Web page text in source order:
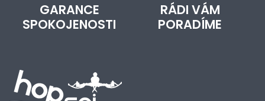
GARANCE
SPOKOJENOSTI
RÁDI VÁM
PORADÍME